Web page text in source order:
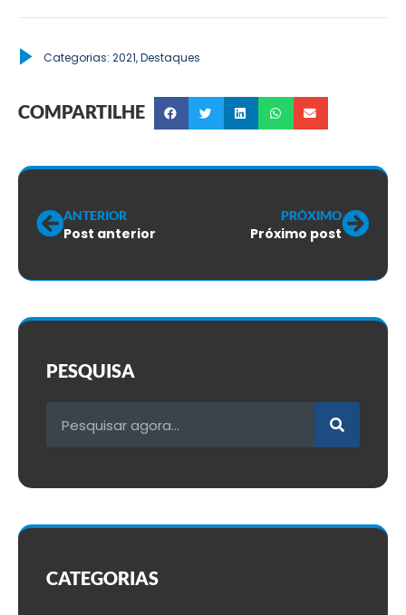
Categorias: 2021,Destaques
COMPARTILHE
ANTERIOR
Post anterior
PRÓXIMO
Próximo post
PESQUISA
CATEGORIAS